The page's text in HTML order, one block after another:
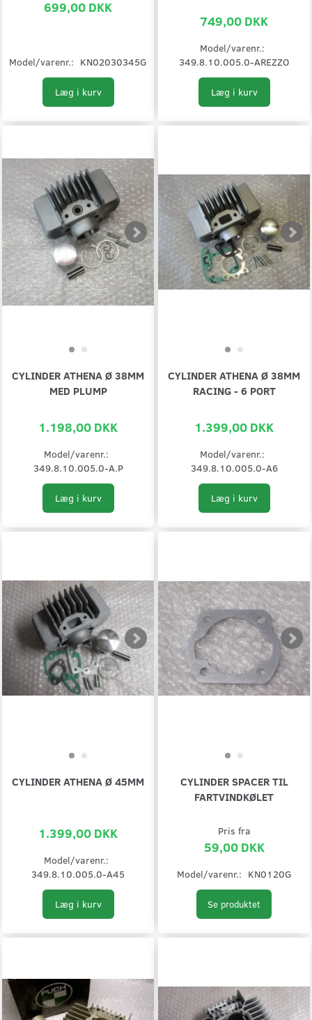
699,00 DKK
Model/varenr.: KN02030345G
Læg i kurv
749,00 DKK
Model/varenr.:
349.8.10.005.0-AREZZO
Læg i kurv
CYLINDER ATHENA Ø 38MM
MED PLUMP
1.198,00 DKK
Model/varenr.:
349.8.10.005.0-A.P
Læg i kurv
CYLINDER ATHENA Ø 38MM
RACING - 6 PORT
1.399,00 DKK
Model/varenr.:
349.8.10.005.0-A6
Læg i kurv
CYLINDER ATHENA Ø 45MM
1.399,00 DKK
Model/varenr.:
349.8.10.005.0-A45
Læg i kurv
CYLINDER SPACER TIL
FARTVINDKØLET
Pris fra
59,00 DKK
Model/varenr.: KN0120G
Se produktet